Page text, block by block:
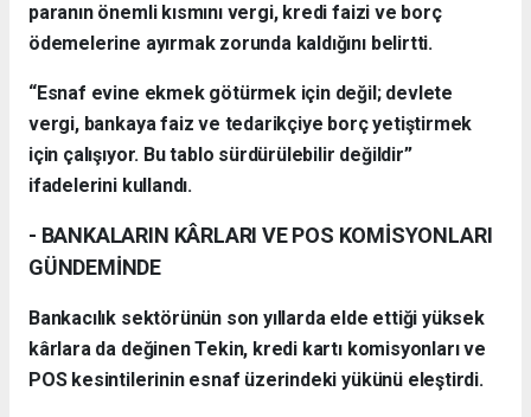
paranın önemli kısmını vergi, kredi faizi ve borç
ödemelerine ayırmak zorunda kaldığını belirtti.
“Esnaf evine ekmek götürmek için değil; devlete
vergi, bankaya faiz ve tedarikçiye borç yetiştirmek
için çalışıyor. Bu tablo sürdürülebilir değildir”
ifadelerini kullandı.
- BANKALARIN KÂRLARI VE POS KOMİSYONLARI
GÜNDEMİNDE
Bankacılık sektörünün son yıllarda elde ettiği yüksek
kârlara da değinen Tekin, kredi kartı komisyonları ve
POS kesintilerinin esnaf üzerindeki yükünü eleştirdi.